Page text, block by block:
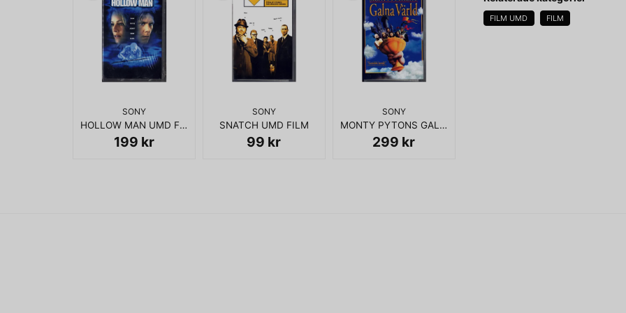
SONY
HOLLOW MAN UMD FILM
199 kr
SONY
SNATCH UMD FILM
99 kr
SONY
MONTY PYTONS GALNA VÄRLD UMD FILM
299 kr
FILM UMD FILM